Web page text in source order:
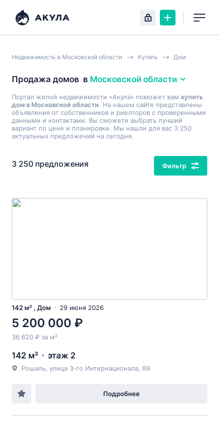
Недвижимость в Московской области Купить Дом
Продажа домов в Московской области
Портал жилой недвижимости «Акула» поможет вам купить
дом в Московской области. На нашем сайте представлены
объявления от собственников и риелторов с проверенными
данными и контактами. Вы сможете выбрать лучший
вариант по цене и планировке. Мы нашли для вас 3 250
актуальных предложений на сегодня.
3 250 предложения Фильтр
142 м² , Дом 29 июня 2026
5 200 000 ₽
36 620 ₽ за м²
142 м² этаж 2
Рошаль, улица 3-го Интернационала, 89
Подробнее